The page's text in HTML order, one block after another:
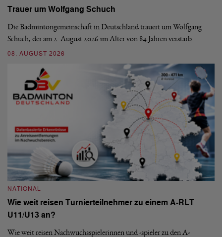
Trauer um Wolfgang Schuch
Die Badmintongemeinschaft in Deutschland trauert um Wolfgang
Schuch, der am 2. August 2026 im Alter von 84 Jahren verstarb.
08. AUGUST 2026
NATIONAL
Wie weit reisen Turnierteilnehmer zu einem A-RLT
U11/U13 an?
Wie weit reisen Nachwuchsspielerinnen und -spieler zu den A-